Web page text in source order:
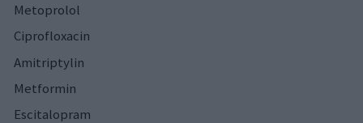
Metoprolol
Ciprofloxacin
Amitriptylin
Metformin
Escitalopram